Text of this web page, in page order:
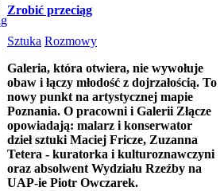
Zrobić przeciąg
Sztuka Rozmowy
Galeria, która otwiera, nie wywołuje
obaw i łączy młodość z dojrzałością. To
nowy punkt na artystycznej mapie
Poznania. O pracowni i Galerii Złącze
opowiadają: malarz i konserwator
dzieł sztuki Maciej Fricze, Zuzanna
Tetera - kuratorka i kulturoznawczyni
oraz absolwent Wydziału Rzeźby na
UAP-ie Piotr Owczarek.